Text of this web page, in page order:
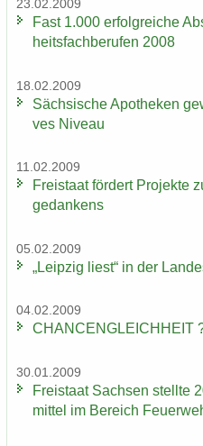
23.02.2009
Fast 1.000 er­folg­rei­che
heits­fach­be­ru­fen 2008
18.02.2009
Säch­si­sche Apo­the­ken
ves Ni­veau
11.02.2009
Frei­staat för­dert Pro­jek­te
ge­dan­kens
05.02.2009
„Leip­zig liest“ in der
04.02.2009
CHAN­CEN­GLEICH­HEIT
30.01.2009
Frei­staat Sach­sen stell­te
mit­tel im Be­reich